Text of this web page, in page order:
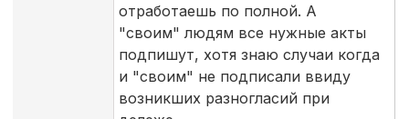
отработаешь по полной. А
"своим" людям все нужные акты
подпишут, хотя знаю случаи когда
и "своим" не подписали ввиду
возникших разногласий при